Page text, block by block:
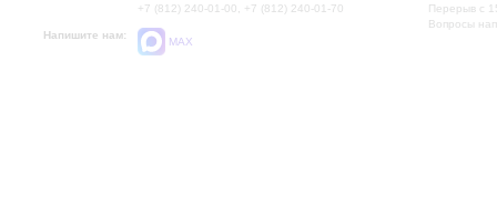
+7 (812) 240-01-00, +7 (812) 240-01-70
Напишите нам:
MAX
Перерыв с
Вопросы